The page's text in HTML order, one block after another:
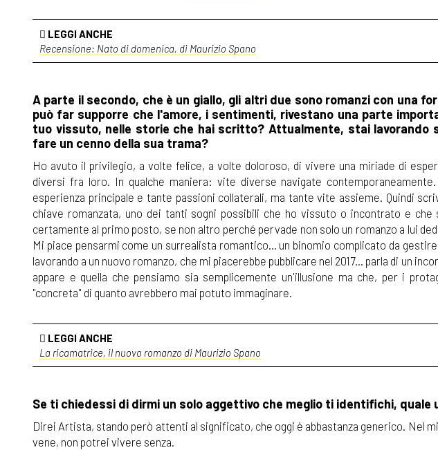
LEGGI ANCHE
Recensione: Nato di domenica, di Maurizio Spano
A parte il secondo, che è un giallo, gli altri due sono romanzi con una
può far supporre che l'amore, i sentimenti, rivestano una parte
tuo vissuto, nelle storie che hai scritto? Attualmente, stai lavorando
fare un cenno della sua trama?
Ho avuto il privilegio, a volte felice, a volte doloroso, di vivere una miriade di
diversi fra loro. In qualche maniera: vite diverse navigate
esperienza principale e tante passioni collaterali, ma tante vite assieme. Quindi
chiave romanzata, uno dei tanti sogni possibili che ho vissuto o incontrato e
certamente al primo posto, se non altro perché pervade non solo un romanzo a lui
Mi piace pensarmi come un surrealista romantico... un binomio complicato da
lavorando a un nuovo romanzo, che mi piacerebbe pubblicare nel 2017... parla di un
appare e quella che pensiamo sia semplicemente un'illusione ma che, per i
"concreta" di quanto avrebbero mai potuto immaginare.
LEGGI ANCHE
La ricamatrice, il nuovo romanzo di Maurizio Spano
Se ti chiedessi di dirmi un solo aggettivo che meglio ti identifichi, quale
Direi Artista, stando però attenti al significato, che oggi è abbastanza generico. Nel
vene, non potrei vivere senza.